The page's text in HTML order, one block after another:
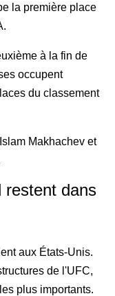
la première place
à la fin de
occupent
du classement
Makhachev et
restent dans
aux États-Unis.
de l'UFC,
plus importants.